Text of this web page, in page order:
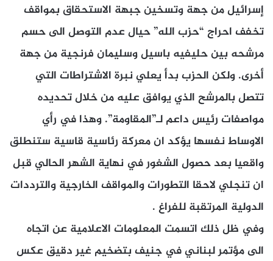
إسرائيل من جهة وتسخين جبهة الاستحقاق بمواقف
تخفف احراج “حزب الله” حيال عدم التوصل الى حسم
مرشحه بين حليفيه باسيل وسليمان فرنجية من جهة
أخرى. ولكن الحزب بدأ يعلي نبرة الاشتراطات التي
تتصل بالمرشح الذي يوافق عليه من خلال تحديده
مواصفات رئيس داعم لـ”المقاومة”. وهذا في رأي
الاوساط نفسها يؤكد ان معركة رئاسية قاسية ستنطلق
واقعيا بعد حصول الشغور في نهاية الشهر الحالي قبل
ان تنجلي لاحقا التطورات والمواقف الخارجية والترددات
الدولية المرتقبة للفراغ .
وفي ظل ذلك اتسمت المعلومات الاعلامية عن اتجاه
الى مؤتمر لبناني في جنيف بتضخيم غير دقيق عكس